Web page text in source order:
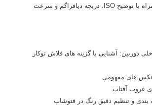
درک نوردهی – همراه با توضیح ISO، دریچه دیافراگم و سرعت
دوربین: آشنایی با گزینه های فلاش توکار
عکس های مفهومی
غروب آفتاب